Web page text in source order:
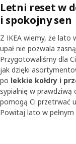
Letni reset w
i spokojny sen
Z IKEA wiemy, że lato
upał nie pozwala
Przygotowaliśmy dla
jak dzięki
po lekkie kołdry i
sypialnię w prawdziwą
pomogą Ci przetrwać
Powitaj lato w pełnym